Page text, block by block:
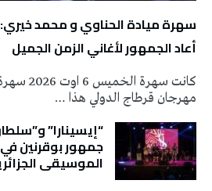
سهرة ميادة الحناوي و محمد
أعاد الجمهور لأغاني الزمن الجميل
كانت
مهرجان قرطاج الدولي هذا …
“إيسينارا”
جمهور بوقرنين
الموسيقى